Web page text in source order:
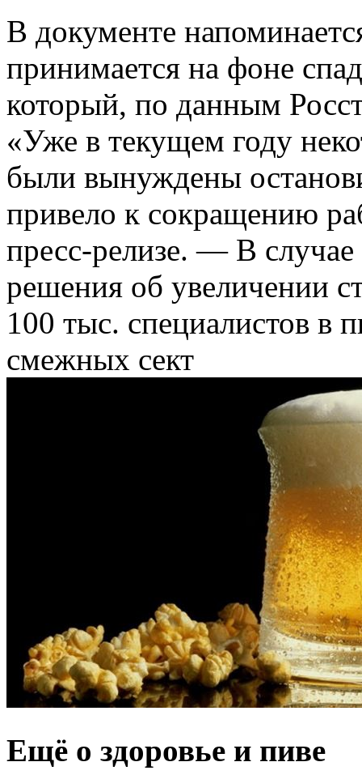
В документе
принимается на фоне
который, по данным
«Уже в текущем году
были вынуждены
привело к сокращению
пресс-релизе. — В случае
решения об увеличении
100 тыс. специалистов в
смежных сект
Ещё о здоровье и пиве